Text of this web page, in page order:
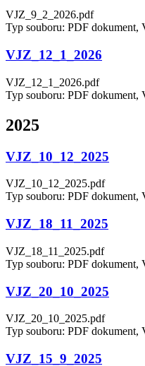
VJZ_9_2_2026.pdf
Typ souboru: PDF dokument,
VJZ_12_1_2026
VJZ_12_1_2026.pdf
Typ souboru: PDF dokument,
2025
VJZ_10_12_2025
VJZ_10_12_2025.pdf
Typ souboru: PDF dokument,
VJZ_18_11_2025
VJZ_18_11_2025.pdf
Typ souboru: PDF dokument,
VJZ_20_10_2025
VJZ_20_10_2025.pdf
Typ souboru: PDF dokument,
VJZ_15_9_2025